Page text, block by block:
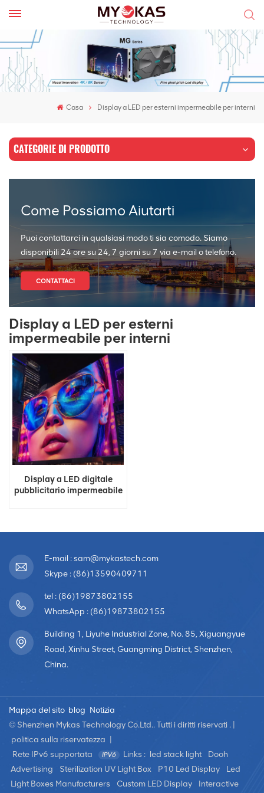
Casa Display a LED per esterni impermeabile per interni
CATEGORIE DI PRODOTTO
Come Possiamo Aiutarti
Puoi contattarci in qualsiasi modo ti sia comodo. Siamo
disponibili 24 ore su 24, 7 giorni su 7 via e-mail o telefono.
CONTATTACI
Display a LED per esterni
impermeabile per interni
Display a LED digitale
pubblicitario impermeabile
E-mail : sam@mykastech.com
Skype : (86)13590409711
tel : (86)19873802155
WhatsApp : (86)19873802155
Building 1, Liyuhe Industrial Zone, No. 85, Xiguangyue
Road, Xinhu Street, Guangming District, Shenzhen,
China.
Mappa del sito blog Notizia
© Shenzhen Mykas Technology Co.Ltd.. Tutti i diritti riservati . |
politica sulla riservatezza
Rete IPv6 supportata
Links : led stack light
Dooh
Advertising
Sterilization UV Light Box P10 Led Display
Led
Light Boxes Manufacturers
Custom LED Display Interactive